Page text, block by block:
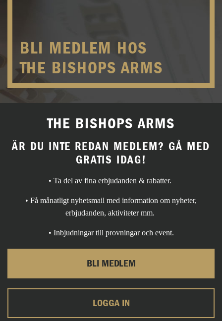
BLI MEDLEM HOS
THE BISHOPS ARMS
THE BISHOPS ARMS
ÄR DU INTE REDAN MEDLEM? GÅ MED
GRATIS IDAG!
• Ta del av fina erbjudanden & rabatter.
• Få månatligt nyhetsmail med information om nyheter,
erbjudanden, aktiviteter mm.
• Inbjudningar till provningar och event.
BLI MEDLEM
LOGGA IN